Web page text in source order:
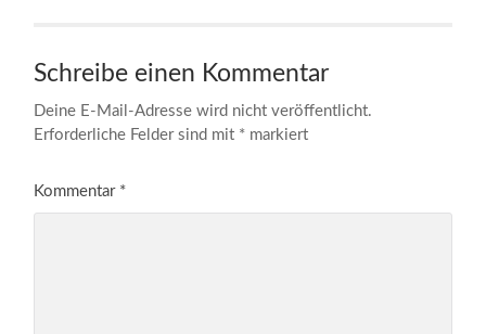
Schreibe einen Kommentar
Deine E-Mail-Adresse wird nicht veröffentlicht.
Erforderliche Felder sind mit * markiert
Kommentar *